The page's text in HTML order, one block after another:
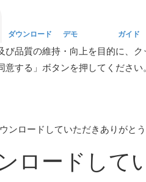
ダウンロード
Download
デモ
Demo
ガイド
Guide
び品質の維持・向上を目的に、
する」ボタンを押してくださ
ンロードしていただきありがとう
ロードして